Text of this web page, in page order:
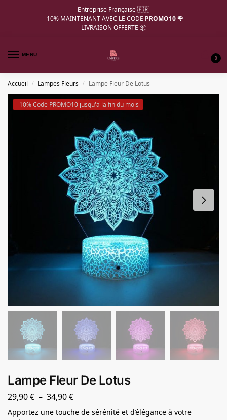
Entreprise Française 🇫🇷
–10% MAINTENANT AVEC LE CODE PROMO10 🌹
LIVRAISON OFFERTE 📦
MENU
0
Accueil / Lampes Fleurs / Lampe Fleur De Lotus
-10% Code PROMO10 jusqu'a la fin du mois
Lampe Fleur De Lotus
29,90€ – 34,90€
Apportez une touche de sérénité et d’élégance à votre